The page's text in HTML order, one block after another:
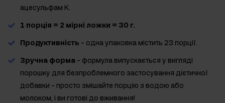
ацесульфам К.
1 порція = 2 мірні ложки = 30 г.
Продуктивність - одна упаковка містить 23 порції.
Зручна форма - формула випускається у вигляді
порошку для безпроблемного застосування дієтичної
добавки - просто змішайте порцію з водою або
молоком, і ви готові до вживання!